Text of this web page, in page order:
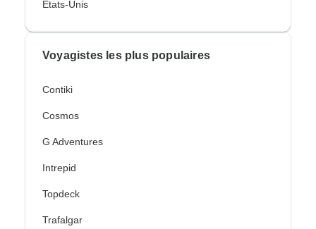
États-Unis
Voyagistes les plus populaires
Contiki
Cosmos
G Adventures
Intrepid
Topdeck
Trafalgar